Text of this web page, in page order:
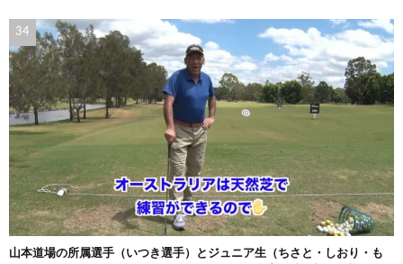
山本道場の所属選手（いつき選手）とジュニア生（ちさと・しおり・も